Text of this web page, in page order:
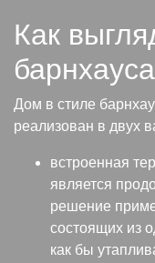
Как
Дом в стиле
реализован в двух
встроенная
является
решение
состоящих из
как бы